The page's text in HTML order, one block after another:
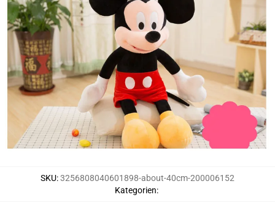
SKU:3256808040601898-about-40cm-200006152
Kategorien: